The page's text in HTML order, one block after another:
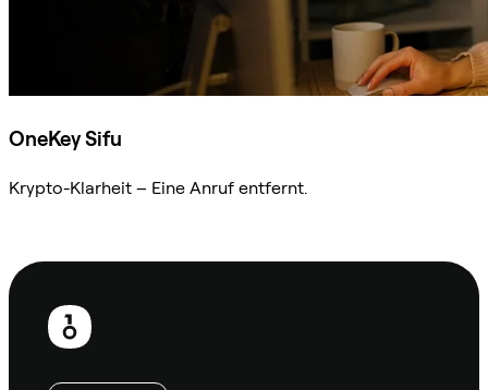
OneKey Sifu
Krypto-Klarheit – Eine Anruf entfernt.
Fußzeile